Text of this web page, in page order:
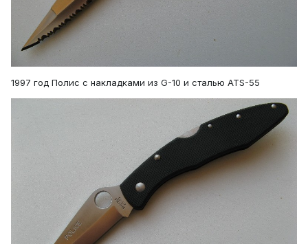
1997 год Полис с накладками из G-10 и сталью ATS-55